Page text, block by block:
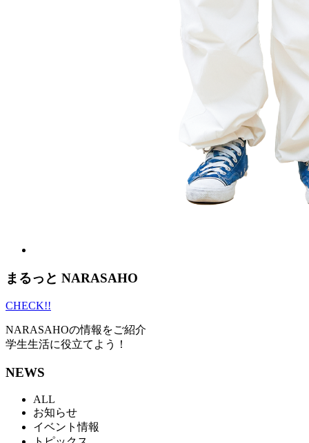
まるっと NARASAHO
CHECK!!
NARASAHOの情報をご紹介
学生生活に役立てよう！
NEWS
ALL
お知らせ
イベント情報